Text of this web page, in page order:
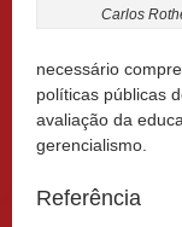
Carlos
necessário
políticas públicas
avaliação da
gerencialismo.
Referência